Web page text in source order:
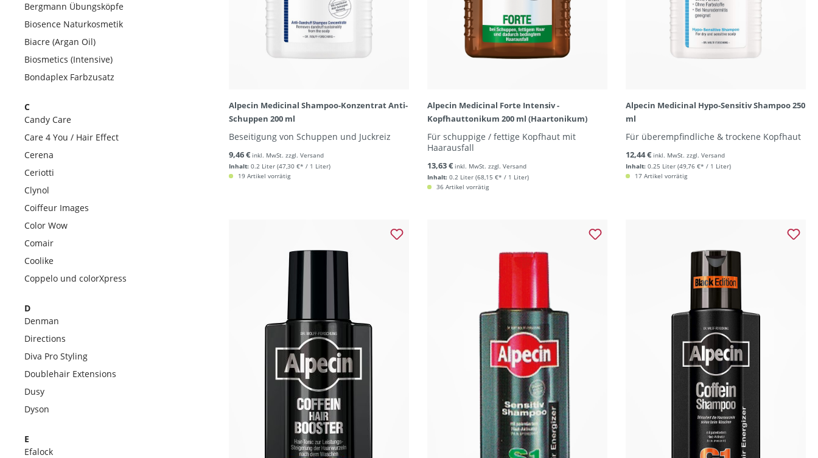
Bergmann Übungsköpfe
Biosence Naturkosmetik
Biacre (Argan Oil)
Biosmetics (Intensive)
Bondaplex Farbzusatz
C
Candy Care
Care 4 You / Hair Effect
Cerena
Ceriotti
Clynol
Coiffeur Images
Color Wow
Comair
Coolike
Coppelo und colorXpress
D
Denman
Directions
Diva Pro Styling
Doublehair Extensions
Dusy
Dyson
E
Efalock
Alpecin Medicinal Shampoo-Konzentrat Anti-
Schuppen 200 ml
Beseitigung von Schuppen und Juckreiz
Inhalt: 0.2 Liter (47,30 €* / 1 Liter)
9,46 € inkl. MwSt. zzgl. Versand
19 Artikel vorrätig
Alpecin Medicinal Forte Intensiv -
Kopfhauttonikum 200 ml (Haartonikum)
Für schuppige / fettige Kopfhaut mit
Haarausfall
Inhalt: 0.2 Liter (68,15 €* / 1 Liter)
13,63 € inkl. MwSt. zzgl. Versand
36 Artikel vorrätig
Alpecin Medicinal Hypo-Sensitiv Shampoo 250
ml
Für überempfindliche & trockene Kopfhaut
Inhalt: 0.25 Liter (49,76 €* / 1 Liter)
12,44 € inkl. MwSt. zzgl. Versand
17 Artikel vorrätig